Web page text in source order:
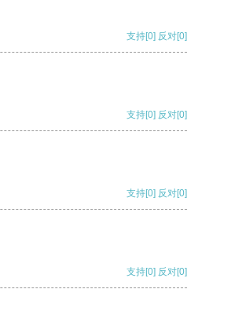
支持[0] 反对[0]
支持[0] 反对[0]
支持[0] 反对[0]
支持[0] 反对[0]